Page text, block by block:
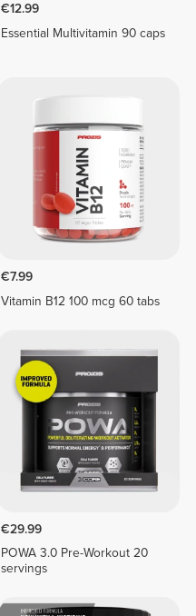
€12.99
Essential Multivitamin 90 caps
€7.99
Vitamin B12 100 mcg 60 tabs
€29.99
POWA 3.0 Pre-Workout 20
servings